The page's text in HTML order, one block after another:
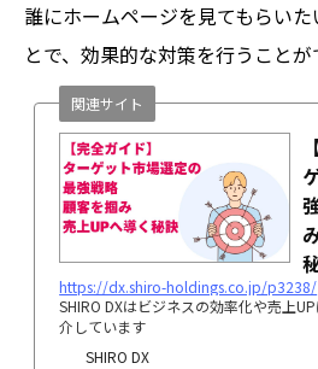
誰にホームページを見てもらい
とで、効果的な対策を行うことが
https://dx.shiro-holdings.co.jp/p3238/
SHIRO DXはビジネスの効率化や売上
介しています
SHIRO DX
関連サイト